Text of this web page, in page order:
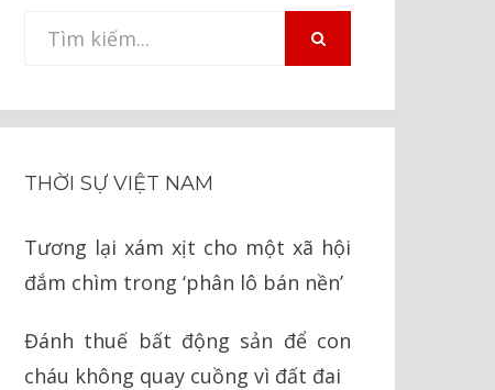
Tìm
THỜI SỰ VIỆT NAM
Tương lại xám xịt cho một xã hội
đắm chìm trong ‘phân lô bán nền’
Đánh thuế bất động sản để con
cháu không quay cuồng vì đất đai